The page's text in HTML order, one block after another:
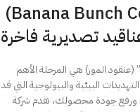
أكياس تغطية الموز (Banana Bunch Covers)
تصديرية فاخرة
(عنقود الموز) هي المرحلة الأهم
البيئية والبيولوجية التي قد
ورفع جودة محصولك، تقدم شركة